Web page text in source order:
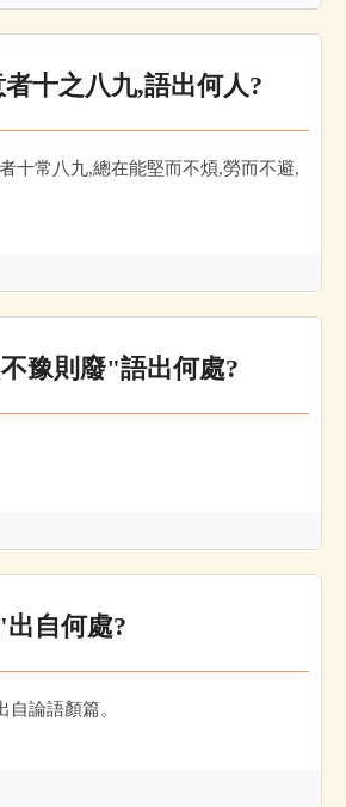
十之八九,語出何人?
十常八九,總在能堅而不煩,勞而不避,
豫則廢"語出何處?
自何處?
自論語顏篇。